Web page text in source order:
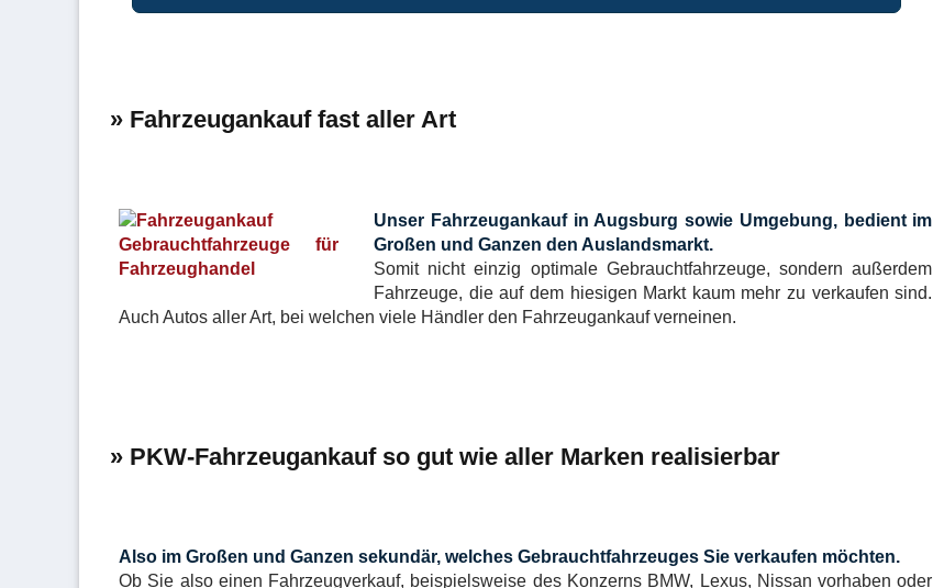
» Fahrzeugankauf fast aller Art
Unser Fahrzeugankauf in Augsburg sowie Umgebung, bedient im
Großen und Ganzen den Auslandsmarkt.
Somit nicht einzig optimale Gebrauchtfahrzeuge, sondern außerdem
Fahrzeuge, die auf dem hiesigen Markt kaum mehr zu verkaufen sind.
Auch Autos aller Art, bei welchen viele Händler den Fahrzeugankauf verneinen.
» PKW-Fahrzeugankauf so gut wie aller Marken realisierbar
Also im Großen und Ganzen sekundär, welches Gebrauchtfahrzeuges Sie verkaufen möchten.
Ob Sie also einen Fahrzeugverkauf, beispielsweise des Konzerns BMW, Lexus, Nissan vorhaben oder